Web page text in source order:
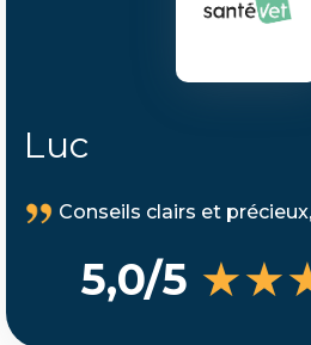
Luc
Conseils clairs et
5,0/5